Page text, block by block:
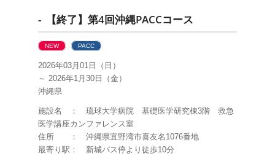
- 【終了】第4回沖縄PACCコース
NEW PACC
2026年03月01日（日）
～ 2026年1月30日（金）
沖縄県
施設名 ： 琉球大学病院 基礎医学研究棟3階 救急
医学講座カンファレンス室
住所 ： 沖縄県宜野湾市喜友名1076番地
最寄り駅： 新城バス停より徒歩10分